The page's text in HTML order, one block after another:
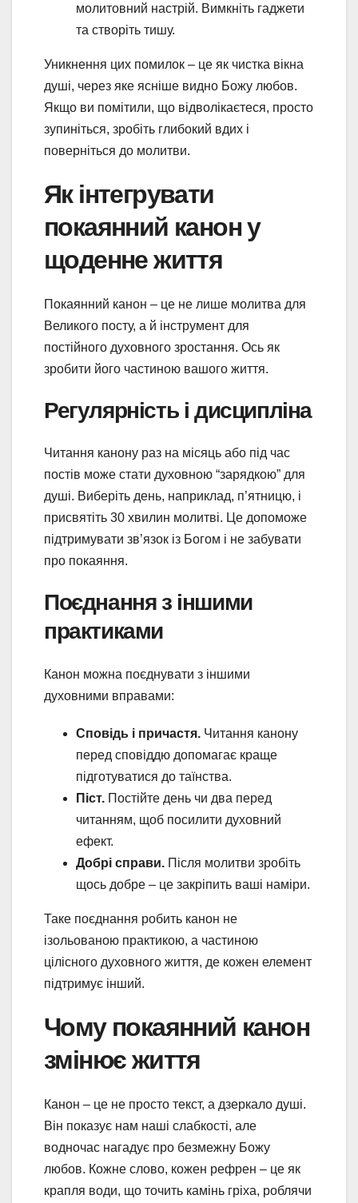
молитовний настрій. Вимкніть гаджети
та створіть тишу.
Уникнення цих помилок – це як чистка вікна
душі, через яке ясніше видно Божу любов.
Якщо ви помітили, що відволікаєтеся, просто
зупиніться, зробіть глибокий вдих і
поверніться до молитви.
Як інтегрувати
покаянний канон у
щоденне життя
Покаянний канон – це не лише молитва для
Великого посту, а й інструмент для
постійного духовного зростання. Ось як
зробити його частиною вашого життя.
Регулярність і дисципліна
Читання канону раз на місяць або під час
постів може стати духовною “зарядкою” для
душі. Виберіть день, наприклад, п’ятницю, і
присвятіть 30 хвилин молитві. Це допоможе
підтримувати зв’язок із Богом і не забувати
про покаяння.
Поєднання з іншими
практиками
Канон можна поєднувати з іншими
духовними вправами:
Сповідь і причастя. Читання канону
перед сповіддю допомагає краще
підготуватися до таїнства.
Піст. Постійте день чи два перед
читанням, щоб посилити духовний
ефект.
Добрі справи. Після молитви зробіть
щось добре – це закріпить ваші наміри.
Таке поєднання робить канон не
ізольованою практикою, а частиною
цілісного духовного життя, де кожен елемент
підтримує інший.
Чому покаянний канон
змінює життя
Канон – це не просто текст, а дзеркало душі.
Він показує нам наші слабкості, але
водночас нагадує про безмежну Божу
любов. Кожне слово, кожен рефрен – це як
крапля води, що точить камінь гріха, роблячи